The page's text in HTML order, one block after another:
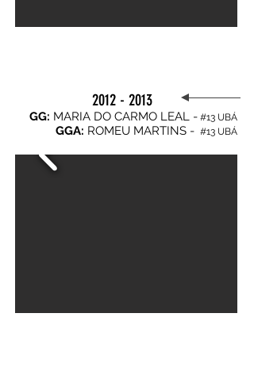
2012 - 2013
GG: MARIA DO CARMO LEAL - #13 UBÁ
GGA: ROMEU MARTINS - #13 UBÁ